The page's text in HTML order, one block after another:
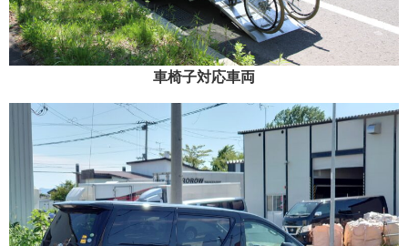
車椅子対応車両